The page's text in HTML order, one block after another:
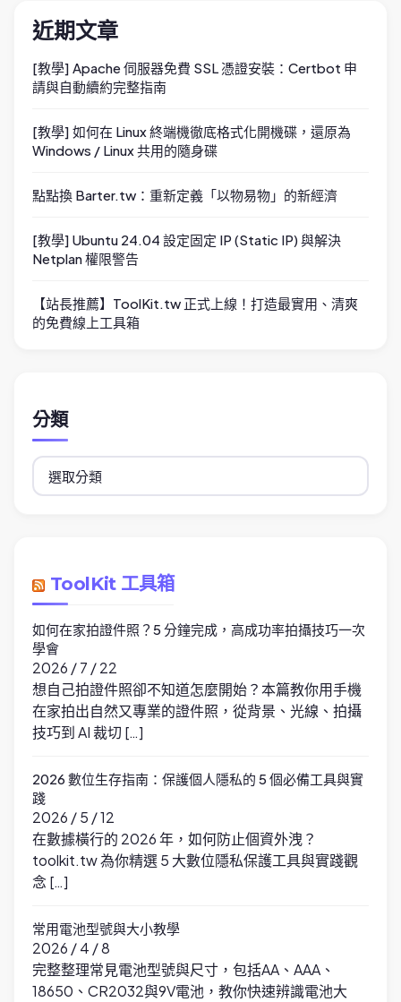
近期文章
[教學] Apache 伺服器免費 SSL 憑證安裝：Certbot 申
請與自動續約完整指南
[教學] 如何在 Linux 終端機徹底格式化開機碟，還原為
Windows / Linux 共用的隨身碟
點點換 Barter.tw：重新定義「以物易物」的新經濟
[教學] Ubuntu 24.04 設定固定 IP (Static IP) 與解決
Netplan 權限警告
【站長推薦】ToolKit.tw 正式上線！打造最實用、清爽
的免費線上工具箱
分類
分
類
ToolKit 工具箱
如何在家拍證件照？5 分鐘完成，高成功率拍攝技巧一次
學會
2026 / 7 / 22
想自己拍證件照卻不知道怎麼開始？本篇教你用手機
在家拍出自然又專業的證件照，從背景、光線、拍攝
技巧到 AI 裁切 […]
2026 數位生存指南：保護個人隱私的 5 個必備工具與實
踐
2026 / 5 / 12
在數據橫行的 2026 年，如何防止個資外洩？
toolkit.tw 為你精選 5 大數位隱私保護工具與實踐觀
念 […]
常用電池型號與大小教學
2026 / 4 / 8
完整整理常見電池型號與尺寸，包括AA、AAA、
18650、CR2032與9V電池，教你快速辨識電池大